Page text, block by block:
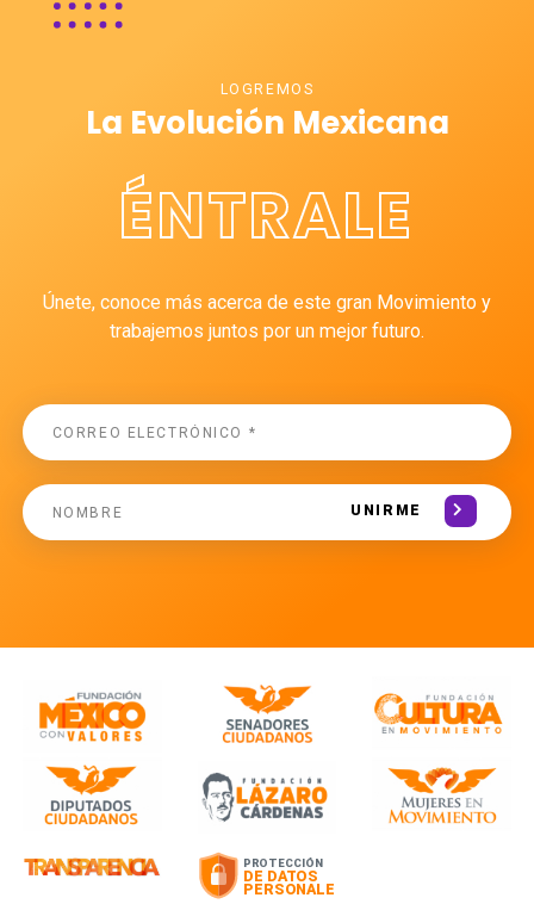
LOGREMOS
La Evolución Mexicana
ÉNTRALE
Únete, conoce más acerca de este gran Movimiento y
trabajemos juntos por un mejor futuro.
UNIRME